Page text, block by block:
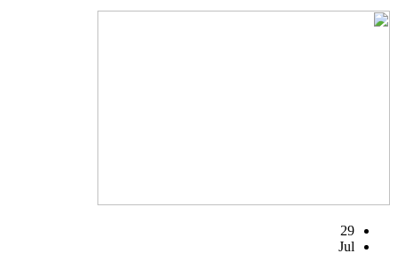
29
Jul